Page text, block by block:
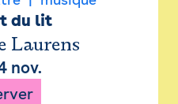
du lit
Laurens
nov.